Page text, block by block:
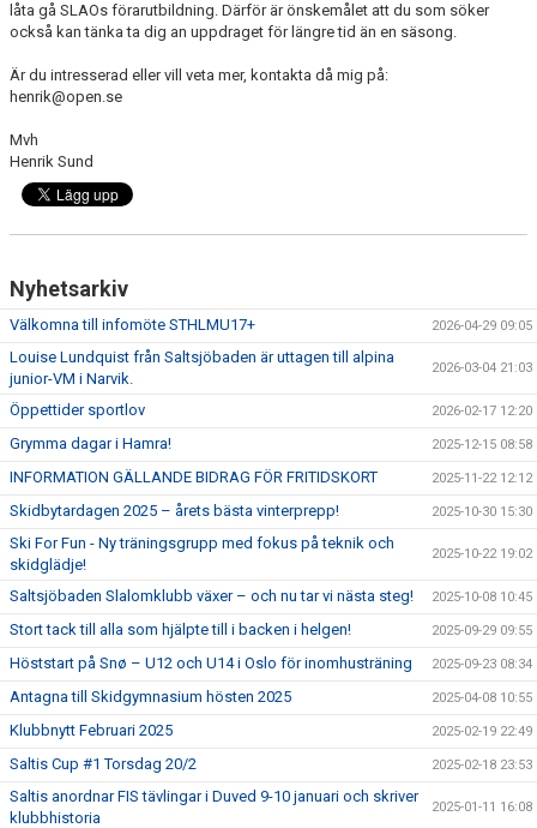
låta gå SLAOs förarutbildning. Därför är önskemålet att du som söker
också kan tänka ta dig an uppdraget för längre tid än en säsong.
Är du intresserad eller vill veta mer, kontakta då mig på:
henrik@open.se
Mvh
Henrik Sund
Nyhetsarkiv
Välkomna till infomöte STHLMU17+ 2026-04-29 09:05
Louise Lundquist från Saltsjöbaden är uttagen till alpina
junior-VM i Narvik.
2026-03-04 21:03
Öppettider sportlov 2026-02-17 12:20
Grymma dagar i Hamra! 2025-12-15 08:58
INFORMATION GÄLLANDE BIDRAG FÖR FRITIDSKORT 2025-11-22 12:12
Skidbytardagen 2025 – årets bästa vinterprepp! 2025-10-30 15:30
Ski For Fun - Ny träningsgrupp med fokus på teknik och
skidglädje!
2025-10-22 19:02
Saltsjöbaden Slalomklubb växer – och nu tar vi nästa steg! 2025-10-08 10:45
Stort tack till alla som hjälpte till i backen i helgen! 2025-09-29 09:55
Höststart på Snø – U12 och U14 i Oslo för inomhusträning 2025-09-23 08:34
Antagna till Skidgymnasium hösten 2025 2025-04-08 10:55
Klubbnytt Februari 2025 2025-02-19 22:49
Saltis Cup #1 Torsdag 20/2 2025-02-18 23:53
Saltis anordnar FIS tävlingar i Duved 9-10 januari och skriver
klubbhistoria
2025-01-11 16:08